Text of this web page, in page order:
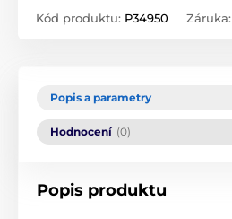
Kód produktu: P34950 Záruka:
Popis a parametry
Hodnocení (0)
Popis produktu